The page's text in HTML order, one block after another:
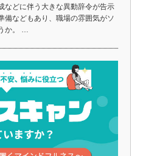
などに伴う大きな異動辞令が告示
備などもあり、職場の雰囲気がソ
か。 …